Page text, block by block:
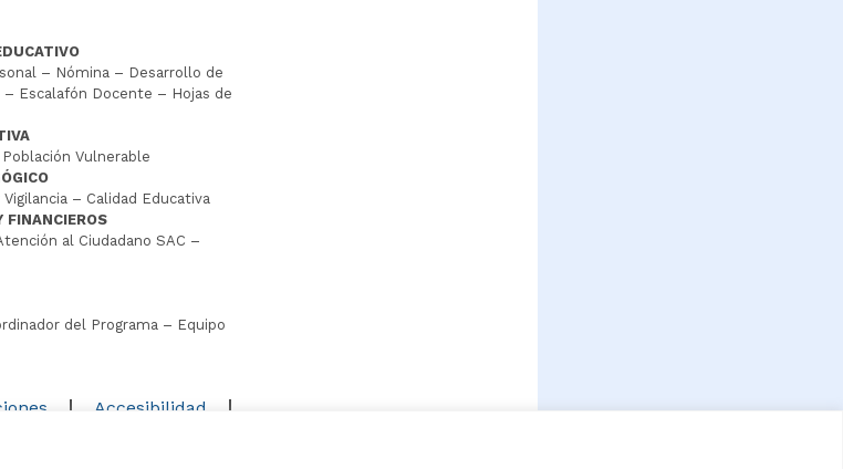
– Nómina – Desarrollo de
Escalafón Docente – Hojas de
Vulnerable
– Calidad Educativa
FINANCIEROS
al Ciudadano SAC –
del Programa – Equipo
Accesibilidad